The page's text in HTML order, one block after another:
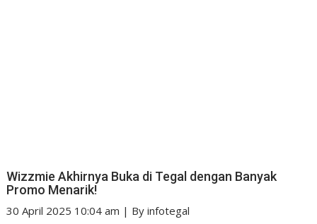
Wizzmie Akhirnya Buka di Tegal dengan Banyak
Promo Menarik!
30 April 2025 10:04 am | Byinfotegal